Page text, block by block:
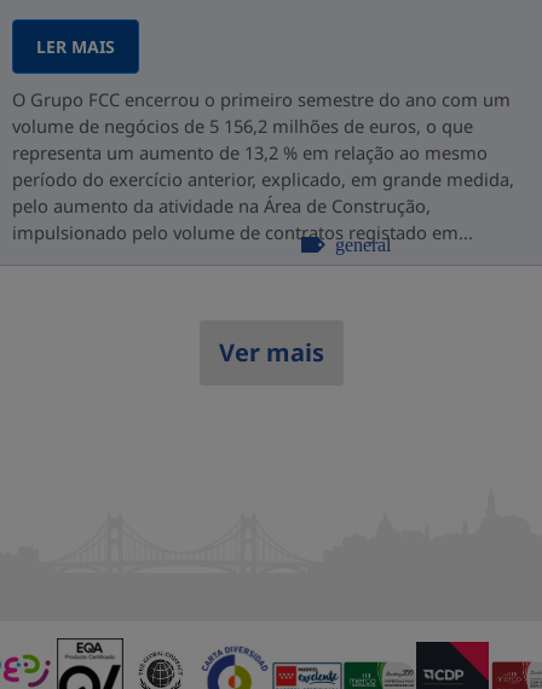
LER MAIS
O Grupo FCC encerrou o primeiro semestre do ano com um
volume de negócios de 5 156,2 milhões de euros, o que
representa um aumento de 13,2 % em relação ao mesmo
período do exercício anterior, explicado, em grande medida,
pelo aumento da atividade na Área de Construção,
impulsionado pelo volume de contratos registado em...
general
Ver mais